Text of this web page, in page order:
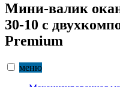
Мини-валик
30-10 с
Premium
меню